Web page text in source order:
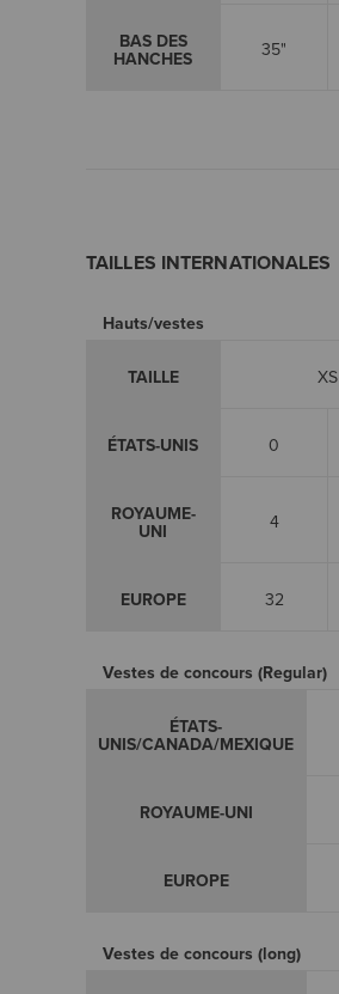
BAS DES
HANCHES 35"
TAILLES INTERNATIONALES
Hauts/vestes
TAILLE XS
ÉTATS-UNIS 0
ROYAUME-
UNI 4
EUROPE 32
Vestes de concours (Regular)
ÉTATS-
UNIS/CANADA/MEXIQUE
ROYAUME-UNI
EUROPE
Vestes de concours (long)